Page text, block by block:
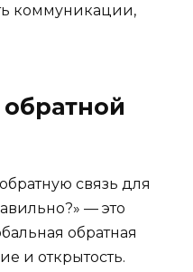
коммуникации,
связь для
— это
обратная
и открытость.